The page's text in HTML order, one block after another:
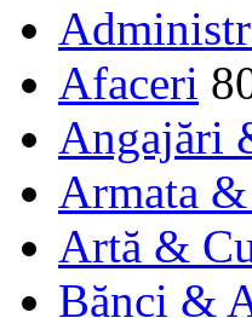
Afaceri
Angajări
Armata
Artă &
Bănci &